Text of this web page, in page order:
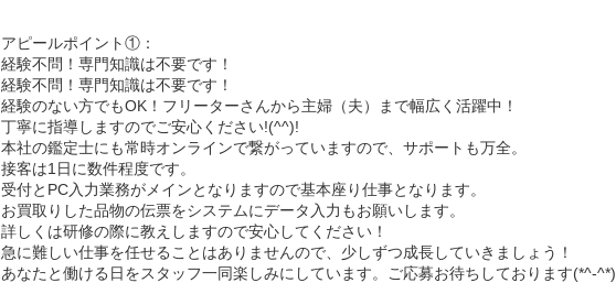
アピールポイント①：
経験不問！専門知識は不要です！
経験不問！専門知識は不要です！
経験のない方でもOK！フリーターさんから主婦（夫）まで幅広く活躍中！
丁寧に指導しますのでご安心ください!(^^)!
本社の鑑定士にも常時オンラインで繋がっていますので、サポートも万全。
接客は1日に数件程度です。
受付とPC入力業務がメインとなりますので基本座り仕事となります。
お買取りした品物の伝票をシステムにデータ入力もお願いします。
詳しくは研修の際に教えしますので安心してください！
急に難しい仕事を任せることはありませんので、少しずつ成長していきましょう！
あなたと働ける日をスタッフ一同楽しみにしています。ご応募お待ちしております(*^-^*)